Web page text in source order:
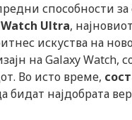
способности
Ultra,
искуства на
на Galaxy Watch,
Во исто време,
најдобрата